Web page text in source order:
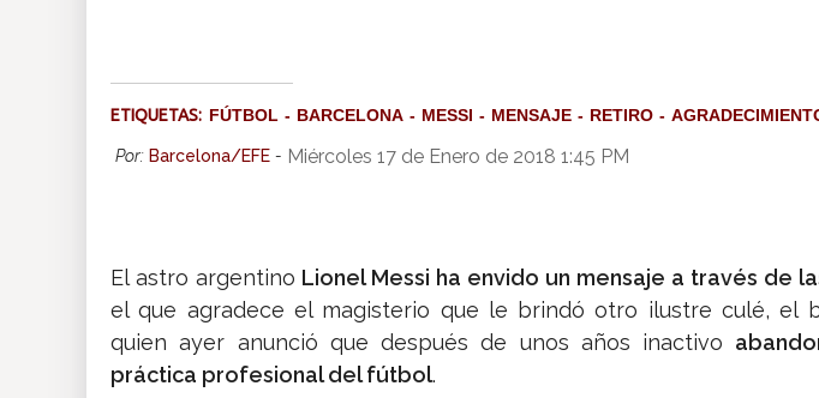
ETIQUETAS: FÚTBOL BARCELONA MESSI MENSAJE RETIRO
Por: Barcelona/EFE - Miércoles 17 de Enero de 2018 1:45 PM
El astro argentino Lionel Messi ha envido un mensaje a través de
el que agradece el magisterio que le brindó otro ilustre culé, el
quien ayer anunció que después de unos años inactivo
práctica profesional del fútbol.